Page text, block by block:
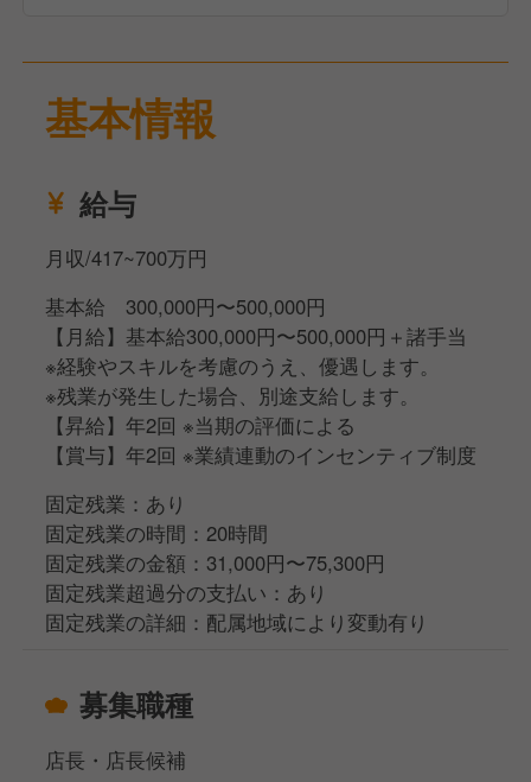
ビジネスマナーも身につくので未経験でも安心です。
●キャリアアップ
長を目指すことが可能です。
基本情報
給与
月収/417~700万円
基本給 300,000円〜500,000円
【月給】基本給300,000円〜500,000円＋諸手当
※経験やスキルを考慮のうえ、優遇します。
※残業が発生した場合、別途支給します。
【昇給】年2回 ※当期の評価による
【賞与】年2回 ※業績連動のインセンティブ制度
固定残業：あり
固定残業の時間：20時間
固定残業の金額：31,000円〜75,300円
固定残業超過分の支払い：あり
固定残業の詳細：配属地域により変動有り
募集職種
店長・店長候補